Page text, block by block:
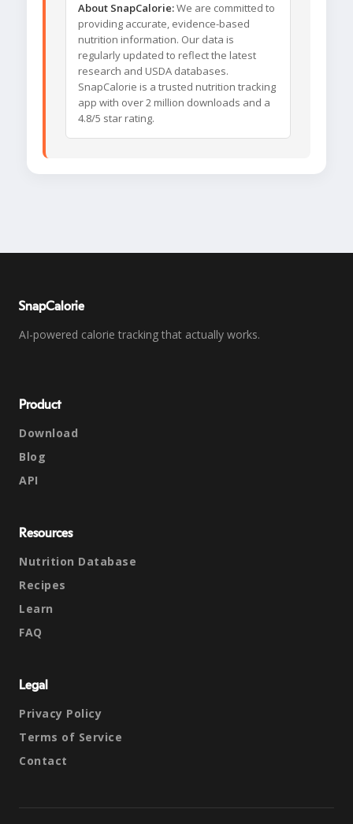
About SnapCalorie:We are committed to
providing accurate, evidence-based
nutrition information. Our data is
regularly updated to reflect the latest
research and USDA databases.
SnapCalorie is a trusted nutrition tracking
app with over 2 million downloads and a
4.8/5 star rating.
SnapCalorie
AI-powered calorie tracking that actually works.
Product
Download
Blog
API
Resources
Nutrition Database
Recipes
Learn
FAQ
Legal
Privacy Policy
Terms of Service
Contact